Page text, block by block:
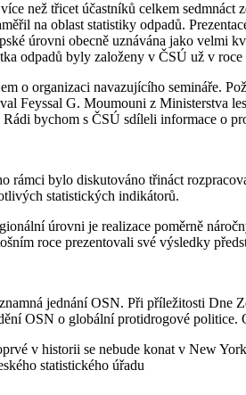
než třicet účastníků celkem
na oblast statistiky odpadů.
úrovni obecně uznávána jako
odpadů byly založeny v ČSÚ už v roce
o organizaci navazujícího semináře.
Feyssal G. Moumouni z Ministerstva
bychom s ČSÚ sdíleli informace o
rámci bylo diskutováno třináct
statistických indikátorů.
úrovni je realizace poměrně
roce prezentovali své výsledky
jednání OSN. Při příležitosti Dne
OSN o globální protidrogové
v historii se nebude konat v New
statistického úřadu